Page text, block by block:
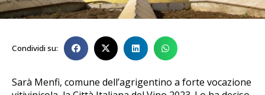
Condividi su:
Sarà Menfi, comune dell’agrigentino a forte vocazione